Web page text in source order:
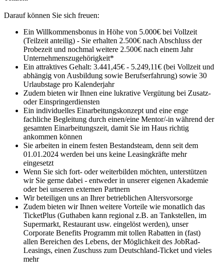
Darauf können Sie sich freuen:
Ein Willkommensbonus in Höhe von 5.000€ bei Vollzeit
(Teilzeit anteilig) - Sie erhalten 2.500€ nach Abschluss der
Probezeit und nochmal weitere 2.500€ nach einem Jahr
Unternehmenszugehörigkeit*
Ein attraktives Gehalt: 3.441,45€ - 5.249,11€ (bei Vollzeit und
abhängig von Ausbildung sowie Berufserfahrung) sowie 30
Urlaubstage pro Kalenderjahr
Zudem bieten wir Ihnen eine lukrative Vergütung bei Zusatz-
oder Einspringerdiensten
Ein individuelles Einarbeitungskonzept und eine enge
fachliche Begleitung durch einen/eine Mentor/-in während der
gesamten Einarbeitungszeit, damit Sie im Haus richtig
ankommen können
Sie arbeiten in einem festen Bestandsteam, denn seit dem
01.01.2024 werden bei uns keine Leasingkräfte mehr
eingesetzt
Wenn Sie sich fort- oder weiterbilden möchten, unterstützen
wir Sie gerne dabei - entweder in unserer eigenen Akademie
oder bei unseren externen Partnern
Wir beteiligen uns an Ihrer betrieblichen Altersvorsorge
Zudem bieten wir Ihnen weitere Vorteile wie monatlich das
TicketPlus (Guthaben kann regional z.B. an Tankstellen, im
Supermarkt, Restaurant usw. eingelöst werden), unser
Corporate Benefits Programm mit tollen Rabatten in (fast)
allen Bereichen des Lebens, der Möglichkeit des JobRad-
Leasings, einen Zuschuss zum Deutschland-Ticket und vieles
mehr